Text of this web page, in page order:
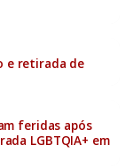
e retirada de
feridas após
LGBTQIA+ em